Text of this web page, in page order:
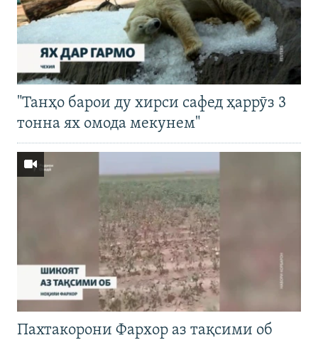
"Танҳо барои ду хирси сафед ҳаррӯз 3
тонна ях омода мекунем"
Пахтакорони Фархор аз тақсими об